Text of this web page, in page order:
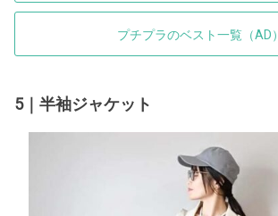
プチプラのベスト一覧（AD）
5｜半袖ジャケット